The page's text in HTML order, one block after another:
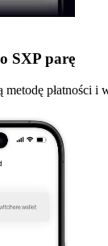
SXP parę
metodę płatności i